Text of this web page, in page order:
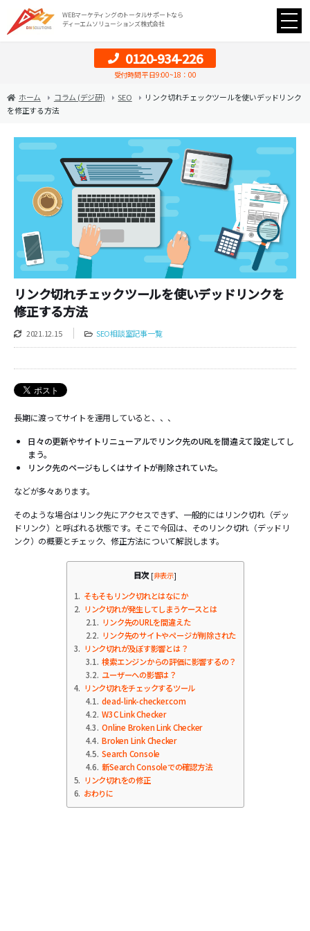
WEBマーケティングのトータルサポートなら
ディーエムソリューションズ株式会社
0120-934-226
受付時間 平日9:00~18：00
ホーム コラム (デジ研) SEO
リンク切れチェックツールを使いデッドリンク
を修正する方法
リンク切れチェックツールを使いデッドリンクを
修正する方法
2021.12.15 SEO相談室記事一覧
長期に渡ってサイトを運用していると、、、
日々の更新やサイトリニューアルでリンク先のURLを間違えて設定してし
まう。
リンク先のページもしくはサイトが削除されていた。
などが多々あります。
そのような場合はリンク先にアクセスできず、一般的にはリンク切れ（デッ
ドリンク）と呼ばれる状態です。そこで今回は、そのリンク切れ（デッドリ
ンク）の概要とチェック、修正方法について解説します。
目次 [非表示]
1 そもそもリンク切れとはなにか
2
リンク切れが発生してしまうケースとは
2.1
リンク先のURLを間違えた
2.2
リンク先のサイトやページが削除された
3
リンク切れが及ぼす影響とは？
3.1 検索エンジンからの評価に影響するの？
3.2 ユーザーへの影響は？
4
リンク切れをチェックするツール
4.1 dead-link-checker.com
4.2 W3C Link Checker
4.3 Online Broken Link Checker
4.4 Broken Link Checker
4.5 Search Console
4.6 新Search Consoleでの確認方法
5
リンク切れをの修正
6 おわりに